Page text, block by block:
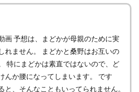
画 予想は、まどかが母親のために実
れません。 まどかと桑野はお互いの
特にまどかは素直ではないので、ど
んか腰になってしまいます。 です
と、そんなこともいってられません。